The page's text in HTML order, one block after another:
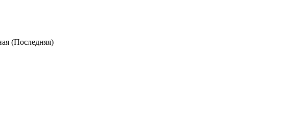
(Последняя)